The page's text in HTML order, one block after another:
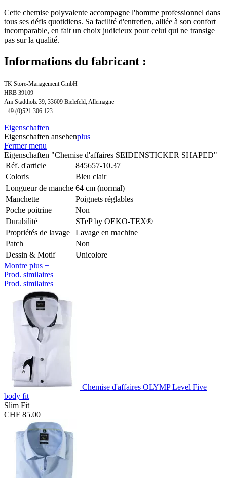
Cette chemise polyvalente accompagne l'homme professionnel dans
tous ses défis quotidiens. Sa facilité d'entretien, alliée à son confort
incomparable, en fait un choix judicieux pour celui qui ne transige
pas sur la qualité.
Informations du fabricant :
TK Store-Management GmbH
HRB 39109
Am Stadtholz 39, 33609 Bielefeld, Allemagne
+49 (0)521 306 123
Eigenschaften
Eigenschaften ansehenplus
Fermer menu
Eigenschaften "Chemise d'affaires SEIDENSTICKER SHAPED"
Réf. d'article
845657-10.37
Coloris
Bleu clair
Longueur de manche 64 cm (normal)
Manchette
Poignets réglables
Poche poitrine
Non
Durabilité
STeP by OEKO-TEX®
Propriétés de lavage
Lavage en machine
Patch
Non
Dessin & Motif
Unicolore
Montre plus +
Prod. similaires
Prod. similaires
Chemise d'affaires OLYMP Level Five
body fit
Slim Fit
CHF 85.00